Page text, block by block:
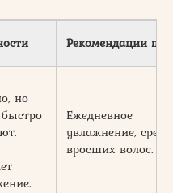
Рекомендации по
но
Ежедневное
увлажнение,
вросших волос.